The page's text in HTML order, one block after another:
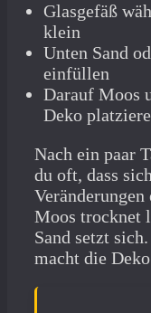
Glasgefäß
klein
Unten Sand
einfüllen
Darauf Moos
Deko
Nach ein paar
du oft, dass
Veränderungen
Moos trocknet
Sand setzt
macht die